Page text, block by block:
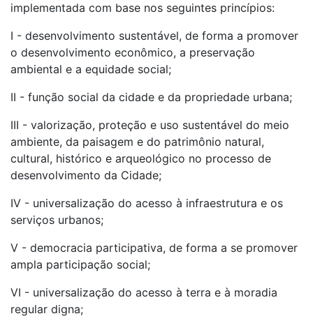
implementada com base nos seguintes princípios:
I - desenvolvimento sustentável, de forma a promover
o desenvolvimento econômico, a preservação
ambiental e a equidade social;
II - função social da cidade e da propriedade urbana;
III - valorização, proteção e uso sustentável do meio
ambiente, da paisagem e do patrimônio natural,
cultural, histórico e arqueológico no processo de
desenvolvimento da Cidade;
IV - universalização do acesso à infraestrutura e os
serviços urbanos;
V - democracia participativa, de forma a se promover
ampla participação social;
VI - universalização do acesso à terra e à moradia
regular digna;